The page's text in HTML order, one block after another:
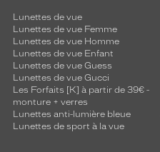
Lunettes de vue
Lunettes de vue Femme
Lunettes de vue Homme
Lunettes de vue Enfant
Lunettes de vue Guess
Lunettes de vue Gucci
Les Forfaits [K] à partir de 39€ -
monture + verres
Lunettes anti-lumière bleue
Lunettes de sport à la vue